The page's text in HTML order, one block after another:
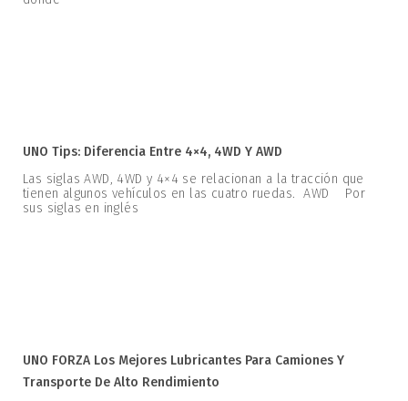
UNO Tips: Diferencia Entre 4×4, 4WD Y AWD
Las siglas AWD, 4WD y 4×4 se relacionan a la tracción que
tienen algunos vehículos en las cuatro ruedas. AWD Por
sus siglas en inglés
UNO FORZA Los Mejores Lubricantes Para Camiones Y
Transporte De Alto Rendimiento